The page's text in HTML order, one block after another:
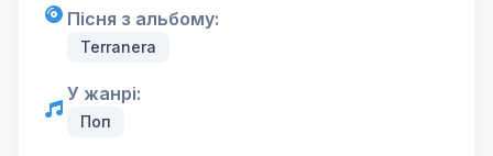
Пісня з альбому:
Terranera
У жанрі:
Поп